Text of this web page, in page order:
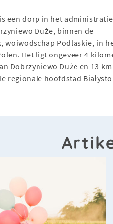
een dorp in het
Duże, binnen de
woiwodschap Podlaskie, in
Het ligt ongeveer 4
Dobrzyniewo Duże en 13
regionale hoofdstad